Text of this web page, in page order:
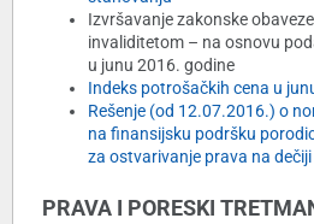
Izvršavanje zakonske
invaliditetom – na osnovu
u junu 2016. godine
Indeks potrošačkih cena u
Rešenje (od 12.07.2016.) o
na finansijsku podršku
za ostvarivanje prava na
PRAVA I PORESKI